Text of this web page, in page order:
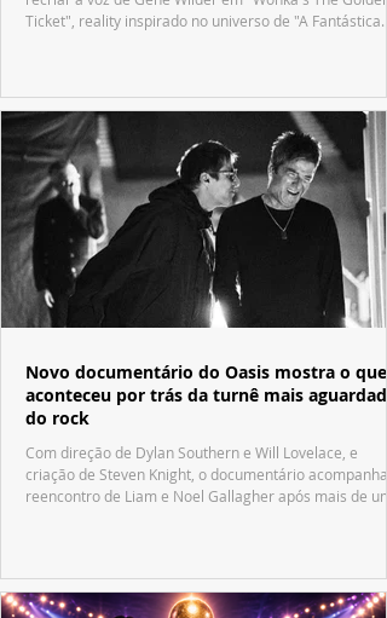
Ticket", reality inspirado no universo de "A Fantástica
Novo documentário do Oasis mostra o que
aconteceu por trás da turnê mais aguardada
do rock
Com direção de Dylan Southern e Will Lovelace, e
criação de Steven Knight, o documentário acompanha
reencontro de Liam e Noel Gallagher após mais de